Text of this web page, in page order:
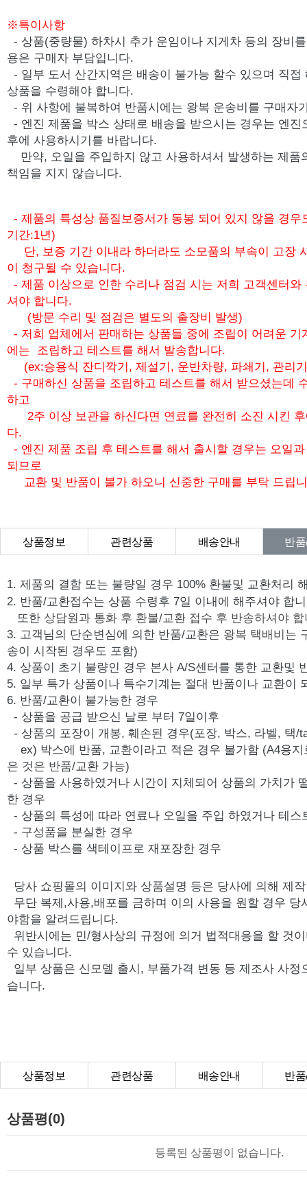
※특이사항
- 상품(중량물) 하차시 추가 운임이나 지게차 등의 장비
용은 구매자 부담입니다.
- 일부 도서 산간지역은 배송이 불가능 할수 있으며 직접
상품을 수령해야 합니다.
- 위 사항에 불복하여 반품시에는 왕복 운송비를 구매자
- 엔진 제품을 박스 상태로 배송을 받으시는 경우는 엔진
후에 사용하시기를 바랍니다.
만약, 오일을 주입하지 않고 사용하셔서 발생하는 제품
책임을 지지 않습니다.
- 제품의 특성상 품질보증서가 동봉 되어 있지 않을 경우
기간:1년)
단, 보증 기간 이내라 하더라도 소모품의 부속이 고장
이 청구될 수 있습니다.
- 제품 이상으로 인한 수리나 점검 시는 저희 고객센터와
셔야 합니다.
(방문 수리 및 점검은 별도의 출장비 발생)
- 저희 업체에서 판매하는 상품들 중에 조립이 어려운 기
에는 조립하고 테스트를 해서 발송합니다.
(ex:승용식 잔디깍기, 제설기, 운반차량, 파쇄기, 관리
- 구매하신 상품을 조립하고 테스트를 해서 받으셨는데
하고
2주 이상 보관을 하신다면 연료를 완전히 소진 시킨 후
다.
- 엔진 제품 조립 후 테스트를 해서 출시할 경우는 오일
되므로
교환 및 반품이 불가 하오니 신중한 구매를 부탁 드립
상품정보 관련상품 배송안내 반
1. 제품의 결함 또는 불량일 경우 100% 환불및 교환처리
2. 반품/교환접수는 상품 수령후 7일 이내에 해주셔야 합
또한 상담원과 통화 후 환불/교환 접수 후 반송하셔야
3. 고객님의 단순변심에 의한 반품/교환은 왕복 택배비는
송이 시작된 경우도 포함)
4. 상품이 초기 불량인 경우 본사 A/S센터를 통한 교환및
5. 일부 특가 상품이나 특수기계는 절대 반품이나 교환이
6. 반품/교환이 불가능한 경우
- 상품을 공급 받으신 날로 부터 7일이후
- 상품의 포장이 개봉, 훼손된 경우(포장, 박스, 라벨, 택/
ex) 박스에 반품, 교환이라고 적은 경우 불가함 (A4용지
은 것은 반품/교환 가능)
- 상품을 사용하였거나 시간이 지체되어 상품의 가치가
한 경우
- 상품의 특성에 따라 연료나 오일을 주입 하였거나 테스
- 구성품을 분실한 경우
- 상품 박스를 색테이프로 재포장한 경우
당사 쇼핑몰의 이미지와 상품설명 등은 당사에 의해 제
무단 복제,사용,배포를 금하며 이의 사용을 원할 경우 당
야함을 알려드립니다.
위반시에는 민/형사상의 규정에 의거 법적대응을 할 것
수 있습니다.
일부 상품은 신모델 출시, 부품가격 변동 등 제조사 사정
습니다.
상품정보 관련상품 배송안내 반
상품평(0)
등록된 상품평이 없습니다.